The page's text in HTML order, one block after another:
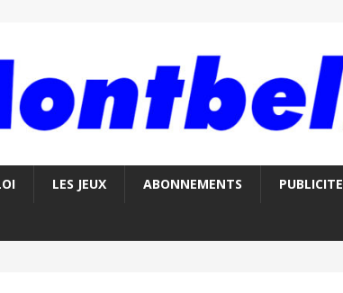
LES JEUX ABONNEMENTS PUBLICITE